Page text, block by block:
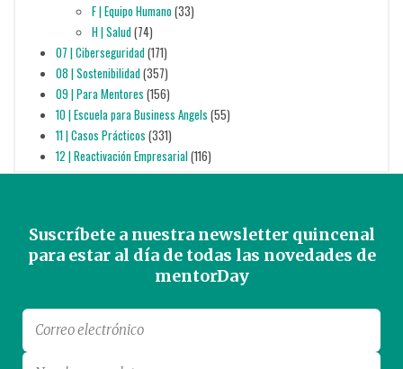
F | Equipo Humano(33)
H | Salud(74)
07 | Ciberseguridad(171)
08 | Sostenibilidad(357)
09 | Para Mentores (156)
10 | Escuela para Business Angels (55)
11 | Casos Prácticos (331)
12 | Reactivación Empresarial(116)
Suscríbete a nuestra newsletter quincenal
para estar al día de todas las novedades de
mentorDay